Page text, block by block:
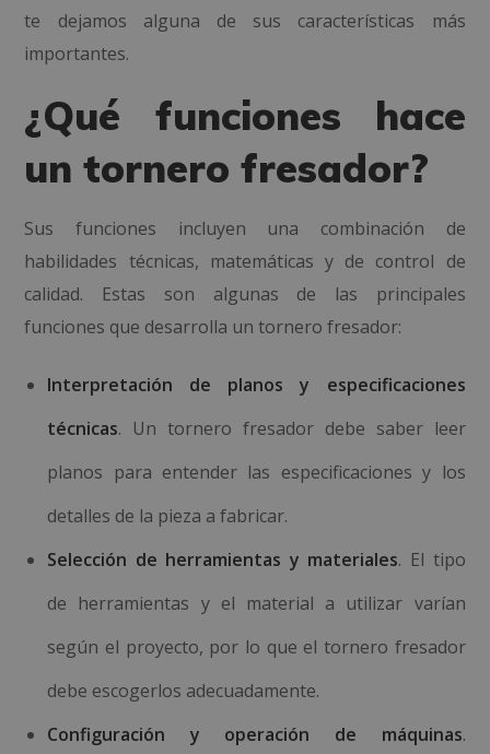
te dejamos alguna de sus características más
importantes.
¿Qué funciones hace
un tornero fresador?
Sus funciones incluyen una combinación de
habilidades técnicas, matemáticas y de control de
calidad. Estas son algunas de las principales
funciones que desarrolla un tornero fresador:
Interpretación de planos y especificaciones
técnicas. Un tornero fresador debe saber leer
planos para entender las especificaciones y los
detalles de la pieza a fabricar.
Selección de herramientas y materiales. El tipo
de herramientas y el material a utilizar varían
según el proyecto, por lo que el tornero fresador
debe escogerlos adecuadamente.
Configuración y operación de máquinas.